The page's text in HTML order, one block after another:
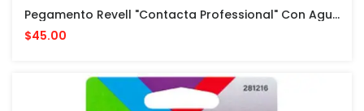
Pegamento Revell "Contacta Professional" Con Aguja - 25 G - Cemento Para Modelos Plasticos
$45.00